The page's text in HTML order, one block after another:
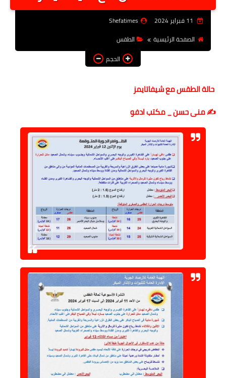
أخبار الرياصة
خدمات
التعليم
الصحه
الطقس
معلومه قانونيه
تكنولوجيا المعلومات
حوادث وقضايا
خدمات
الصحه والجمال
فن المطبخ
مقالات
Shefatimes
الصفحة الرئيسية
الطقس
الحجم
حالة الطقس مع شيفاتايمز
✍️ منى حسن _ مكتب ادفو